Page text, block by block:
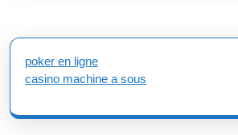
poker en ligne
casino machine a sous